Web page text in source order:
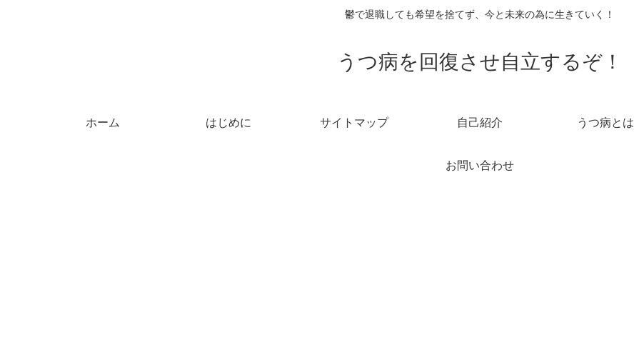
鬱で退職しても希望を捨てず、今と未来の為に生きていく！
うつ病を回復させ自立するぞ！
ホーム はじめに サイトマップ 自己紹介 うつ病とは
お問い合わせ